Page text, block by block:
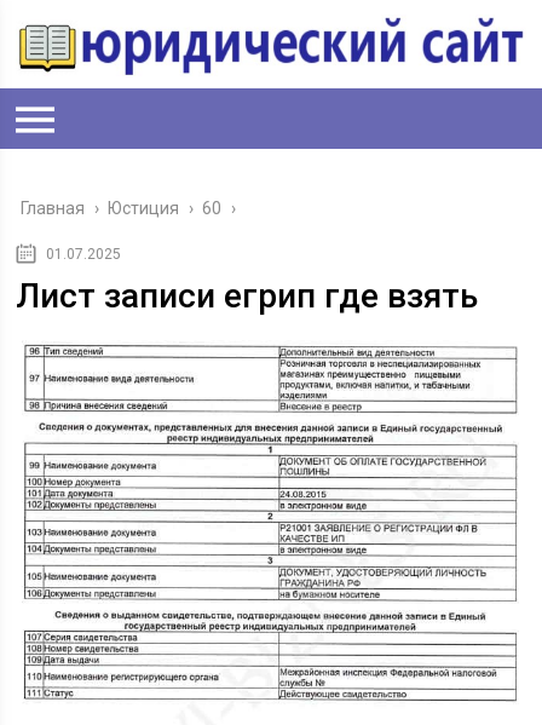
Главная › Юстиция › 60 ›
01.07.2025
Лист записи егрип где взять